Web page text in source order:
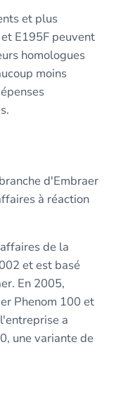
et plus
E195F peuvent
homologues
moins
d'Embraer
à réaction
de la
et est basé
En 2005,
Phenom 100 et
a
une variante de